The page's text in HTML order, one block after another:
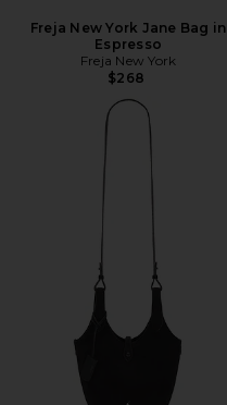
Freja New York Jane Bag in
Espresso
Freja New York
$268